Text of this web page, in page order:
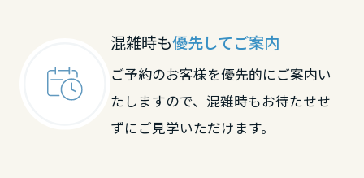
混雑時も優先してご案内
ご予約のお客様を優先的にご案内い
たしますので、混雑時もお待たせせ
ずにご見学いただけます。